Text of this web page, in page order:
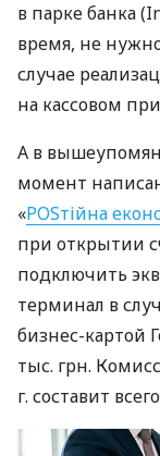
в парке банка
время, не
случае
на кассовом
А в
момент
«POSтійна
при открытии
подключить
терминал в
бизнес-картой
тыс. грн.
г. составит